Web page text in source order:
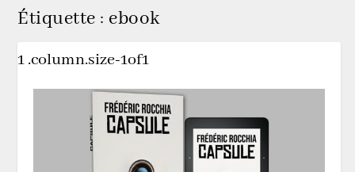
Étiquette : ebook